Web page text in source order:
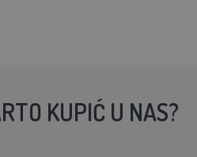
KUPIĆ U NAS?